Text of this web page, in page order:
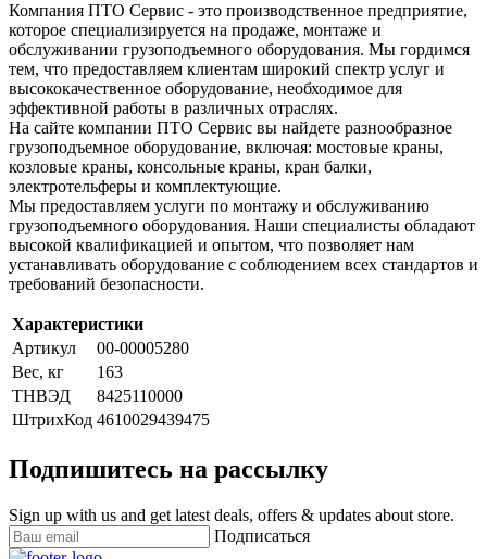
Компания ПТО Сервис - это производственное предприятие,
которое специализируется на продаже, монтаже и
обслуживании грузоподъемного оборудования. Мы гордимся
тем, что предоставляем клиентам широкий спектр услуг и
высококачественное оборудование, необходимое для
эффективной работы в различных отраслях.
На сайте компании ПТО Сервис вы найдете разнообразное
грузоподъемное оборудование, включая: мостовые краны,
козловые краны, консольные краны, кран балки,
электротельферы и комплектующие.
Мы предоставляем услуги по монтажу и обслуживанию
грузоподъемного оборудования. Наши специалисты обладают
высокой квалификацией и опытом, что позволяет нам
устанавливать оборудование с соблюдением всех стандартов и
требований безопасности.
Характеристики
Артикул
00-00005280
Вес, кг
163
ТНВЭД
8425110000
ШтрихКод 4610029439475
Подпишитесь на рассылку
Sign up with us and get latest deals, offers & updates about store.
Подписаться